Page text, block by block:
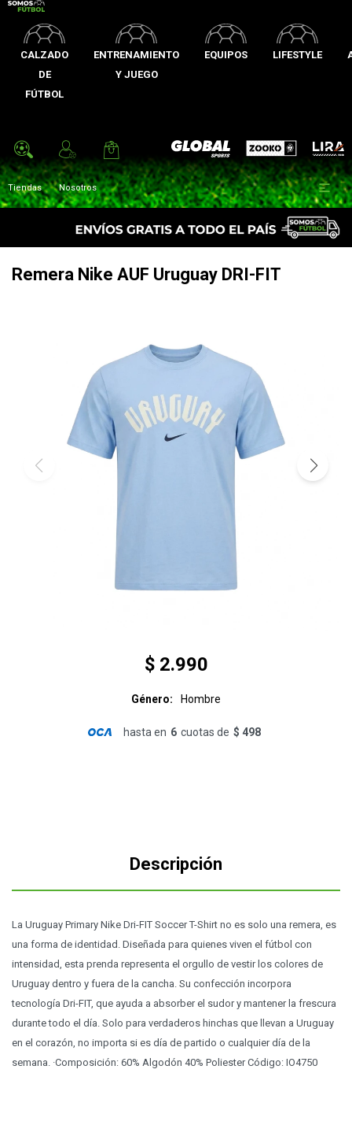
CALZADO
DE
FÚTBOL
ENTRENAMIENTO
Y JUEGO
EQUIPOS LIFESTYLE
Global Sports Zooko Lira
Tiendas Nosotros 
Remera Nike AUF Uruguay DRI-FIT
$ 2.990
Género Hombre
hasta en 6 cuotas de $ 498
Descripción
La Uruguay Primary Nike Dri-FIT Soccer T-Shirt no es solo una remera, es
una forma de identidad. Diseñada para quienes viven el fútbol con
intensidad, esta prenda representa el orgullo de vestir los colores de
Uruguay dentro y fuera de la cancha. Su confección incorpora
tecnología Dri-FIT, que ayuda a absorber el sudor y mantener la frescura
durante todo el día. Solo para verdaderos hinchas que llevan a Uruguay
en el corazón, no importa si es día de partido o cualquier día de la
semana. ·Composición: 60% Algodón 40% Poliester Código: IO4750